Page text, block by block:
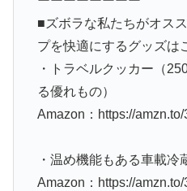
■ズボラな私たちがオス
プを快適にするグッズは
・トラベルクッカー（
る優れもの）
Amazon：https://
・温め機能もある車載冷
Amazon：https://